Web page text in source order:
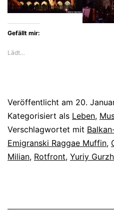
Gefällt mir:
Lädt…
Veröffentlicht am 20.
Kategorisiert als Leben,
Verschlagwortet mit
Emigranski Raggae Muffin,
Milian, Rotfront, Yuriy